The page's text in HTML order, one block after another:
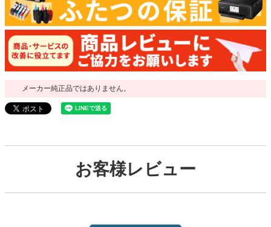
メーカー純正品ではありません。
お客様レビュー